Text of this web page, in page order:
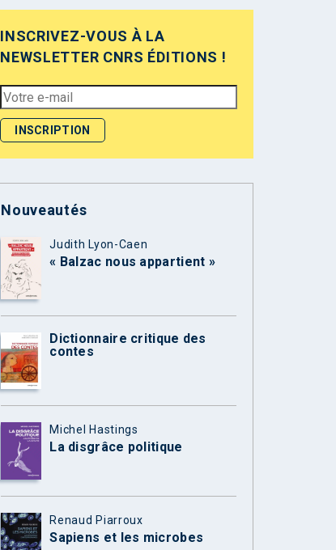
INSCRIVEZ-VOUS À LA
NEWSLETTER CNRS ÉDITIONS !
Nouveautés
Judith Lyon-Caen
« Balzac nous appartient »
Dictionnaire critique des
contes
Michel Hastings
La disgrâce politique
Renaud Piarroux
Sapiens et les microbes